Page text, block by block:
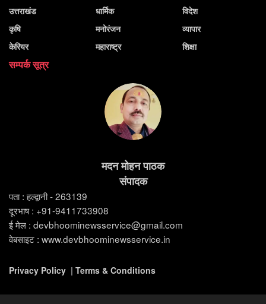
उत्तराखंड
कृषि
केरियर
धार्मिक
मनोरंजन
महाराष्ट्र
विदेश
व्यापार
शिक्षा
सम्पर्क सूत्र
मदन मोहन पाठक
संपादक
पता : हल्द्वानी - 263139
दूरभाष : +91-9411733908
ई मेल : devbhoominewsservice@gmail.com
वेबसाइट : www.devbhoominewsservice.in
Privacy Policy | Terms & Conditions